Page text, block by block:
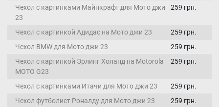
Чехол с картинками Майнкрафт для Мото джи
23
259 грн.
Чехол с картинкой Адидас на Мото джи 23
259 грн.
Чехол BMW для Мото джи 23
259 грн.
Чехол с картинкой Эрлинг Холанд на Motorola
MOTO G23
259 грн.
Чехол с картинками Итачи для Мото джи 23
259 грн.
Чехол футболист Роналду для Мото джи 23
259 грн.